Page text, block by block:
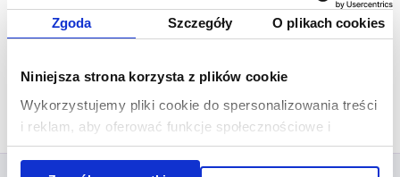
Zgoda Szczegóły O plikach cookies
Niniejsza strona korzysta z plików cookie
Wykorzystujemy pliki cookie do spersonalizowania treści
i reklam, aby oferować funkcje społecznościowe i
analizować ruch w naszej witrynie. Informacje o tym, jak
korzystasz z naszej witryny, udostępniamy partnerom
Wszelkie prawa zastrzeżone
RealizacjaIdeo Force&Ideo